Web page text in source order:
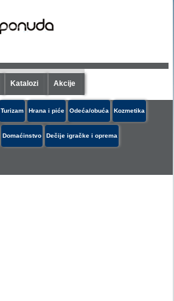
Katalozi Akcije
Turizam Hrana i piće Odeća/obuća Kozmetika
Domaćinstvo Dečije igračke i oprema